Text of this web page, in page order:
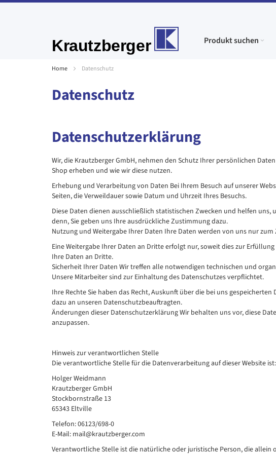
Inhalt
Produkt suchen
Home Datenschutz
Datenschutz
Datenschutzerklärung
Wir, die Krautzberger GmbH, nehmen den Schutz Ihrer persönlichen
Shop erheben und wie wir diese nutzen.
Erhebung und Verarbeitung von Daten Bei Ihrem Besuch auf unserer
Seiten, die Verweildauer sowie Datum und Uhrzeit Ihres Besuchs.
Diese Daten dienen ausschließlich statistischen Zwecken und helfen
denn, Sie geben uns Ihre ausdrückliche Zustimmung dazu.
Nutzung und Weitergabe Ihrer Daten Ihre Daten werden von uns nur
Eine Weitergabe Ihrer Daten an Dritte erfolgt nur, soweit dies zur
Ihre Daten an Dritte.
Sicherheit Ihrer Daten Wir treffen alle notwendigen technischen und
Unsere Mitarbeiter sind zur Einhaltung des Datenschutzes verpflichtet.
Ihre Rechte Sie haben das Recht, Auskunft über die bei uns
dazu an unseren Datenschutzbeauftragten.
Änderungen dieser Datenschutzerklärung Wir behalten uns vor, diese
anzupassen.
Hinweis zur verantwortlichen Stelle
Die verantwortliche Stelle für die Datenverarbeitung auf dieser Website ist:
Holger Weidmann
Krautzberger GmbH
Stockbornstraße 13
65343 Eltville
Telefon: 06123/698-0
E-Mail: mail@krautzberger.com
Verantwortliche Stelle ist die natürliche oder juristische Person, die